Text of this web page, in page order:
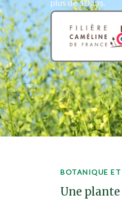
plus de 10 ans.
BOTANIQUE
Une